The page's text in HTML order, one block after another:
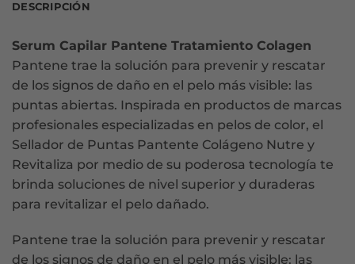
DESCRIPCIÓN
Serum Capilar Pantene Tratamiento Colagen
Pantene trae la solución para prevenir y rescatar
de los signos de daño en el pelo más visible: las
puntas abiertas. Inspirada en productos de marcas
profesionales especializadas en pelos de color, el
Sellador de Puntas Pantente Colágeno Nutre y
Revitaliza por medio de su poderosa tecnología te
brinda soluciones de nivel superior y duraderas
para revitalizar el pelo dañado.
Pantene trae la solución para prevenir y rescatar
de los signos de daño en el pelo más visible: las